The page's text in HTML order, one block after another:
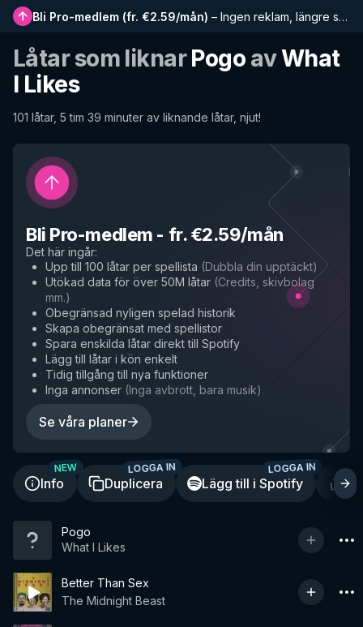
Bli Pro-medlem (fr. €2.59/mån) – Ingen reklam, längre spellistor, komplett historik och tidig tillgång till nya funktioner
Låtar som liknarPogo avWhat
I Likes
101 låtar, 5 tim 39 minuter av liknande låtar, njut!
Bli Pro-medlem - fr. €2.59/mån
Det här ingår:
Upp till 100 låtar per spellista (Dubbla din upptäckt)
Utökad data för över 50M låtar (Credits, skivbolag
mm.)
Obegränsad nyligen spelad historik
Skapa obegränsat med spellistor
Spara enskilda låtar direkt till Spotify
Lägg till låtar i kön enkelt
Tidig tillgång till nya funktioner
Inga annonser (Inga avbrott, bara musik)
Se våra planer
Info
NEW
Duplicera
LOGGA IN
Lägg till i Spotify
LOGGA IN
Pogo
What I Likes
Better Than Sex
The Midnight Beast